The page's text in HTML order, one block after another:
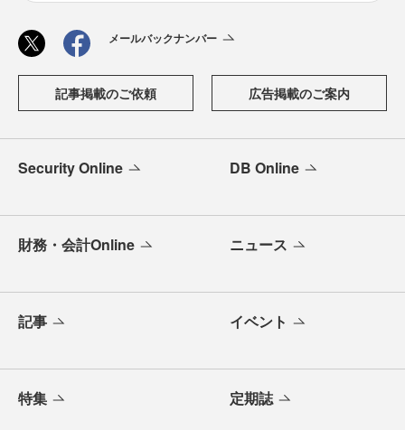
メールバックナンバー
記事掲載のご依頼 広告掲載のご案内
Security Online DB Online
財務・会計Online ニュース
記事 イベント
特集 定期誌